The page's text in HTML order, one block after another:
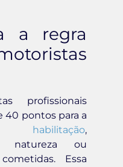
a regra
profissionais
pontos para a
,
natureza ou
Essa